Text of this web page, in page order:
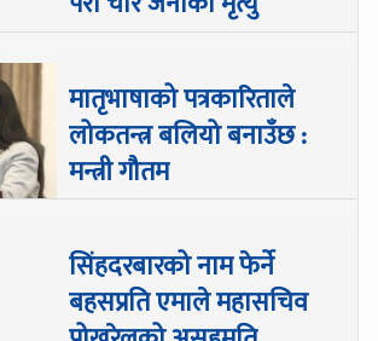
मातृभाषाको पत्रकारिताले
लोकतन्त्र बलियो बनाउँछ :
मन्त्री गौतम
सिंहदरबारको नाम फेर्ने
बहसप्रति एमाले महासचिव